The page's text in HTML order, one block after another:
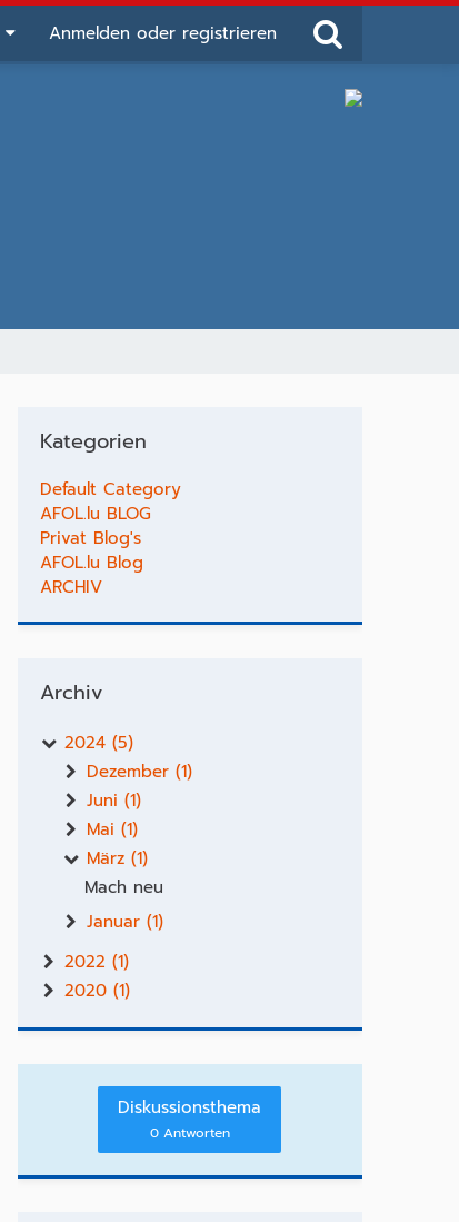
Anmelden oder registrieren
Kategorien
Default Category
AFOL.lu BLOG
Privat Blog's
AFOL.lu Blog
ARCHIV
Archiv
2024 (5)
Dezember (1)
Juni (1)
Mai (1)
März (1)
Mach neu
Januar (1)
2022 (1)
2020 (1)
Diskussionsthema
0 Antworten